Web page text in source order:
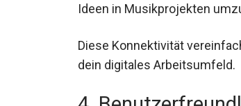
Ideen in Musikprojekten
Diese Konnektivität
dein digitales Arbeitsumfeld.